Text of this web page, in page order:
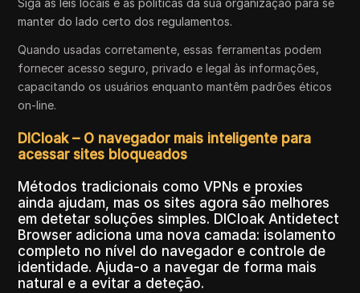
Siga as leis locais e as políticas da sua organização para se
manter do lado certo dos regulamentos.
Quando usadas corretamente, essas ferramentas podem
fornecer acesso seguro, privado e legal às informações,
capacitando os usuários enquanto mantêm padrões éticos
on-line.
DICloak – O navegador mais inteligente para
acessar sites bloqueados
Métodos tradicionais como VPNs e proxies
ainda ajudam, mas os sites agora são melhores
em detetar soluções simples. DICloak Antidetect
Browser adiciona uma nova camada: isolamento
completo no nível do navegador e controle de
identidade. Ajuda-o a navegar de forma mais
natural e a evitar a deteção.